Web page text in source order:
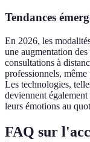
Tendances
En 2026, les
une augmentation
consultations à
professionnels,
Les technologies,
deviennent
leurs émotions au
FAQ sur